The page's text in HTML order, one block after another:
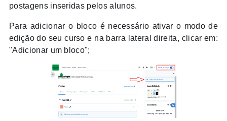
postagens inseridas pelos alunos.
Para adicionar o bloco é necessário ativar o modo de
edição do seu curso e na barra lateral direita, clicar em:
"Adicionar um bloco";